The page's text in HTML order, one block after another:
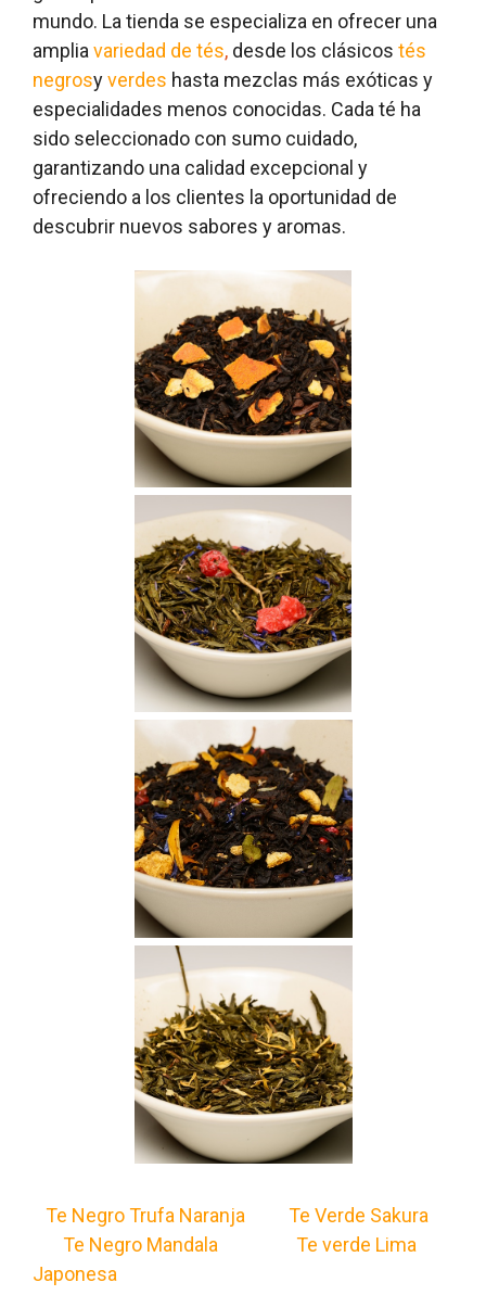
mundo. La tienda se especializa en ofrecer una
amplia variedad de tés, desde los clásicos tés
negrosyverdes hasta mezclas más exóticas y
especialidades menos conocidas. Cada té ha
sido seleccionado con sumo cuidado,
garantizando una calidad excepcional y
ofreciendo a los clientes la oportunidad de
descubrir nuevos sabores y aromas.
Te Negro Trufa Naranja
Te Verde Sakura
Te Negro Mandala Te verde Lima
Japonesa